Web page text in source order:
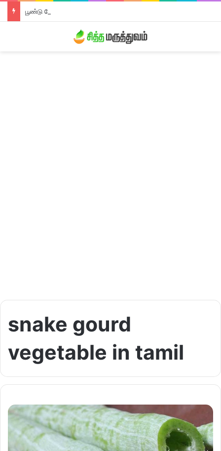
பூண்டு லேகியம்
snake gourd
vegetable in tamil